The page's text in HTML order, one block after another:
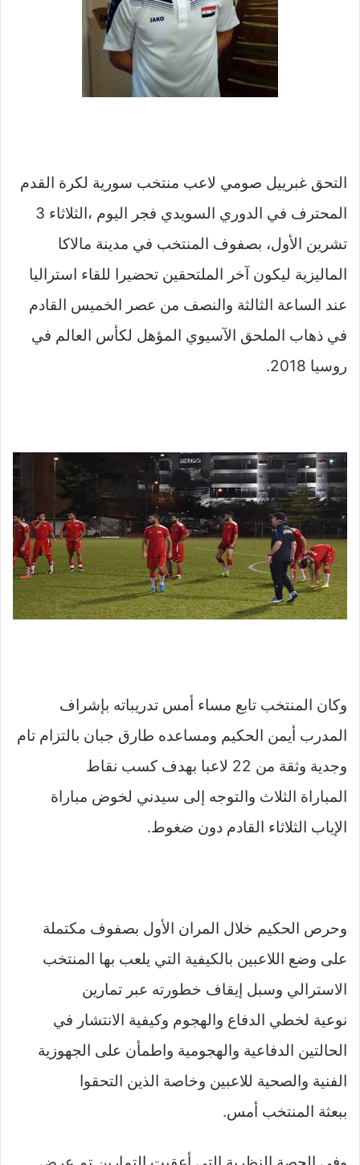
التحق غبرييل صومي لاعب منتخب سورية لكرة القدم
المحترف في الدوري السويدي فجر اليوم ،الثلاثاء 3
تشرين الأول، بصفوف المنتخب في مدينة مالاكا
الماليزية ليكون آخر الملتحقين تحضيرا للقاء استراليا
عند الساعة الثالثة والنصف من عصر الخميس القادم
في ذهاب الملحق الآسيوي المؤهل لكأس العالم في
روسيا 2018.
وكان المنتخب تابع مساء أمس تدريباته بإشراف
المدرب أيمن الحكيم ومساعده طارق جبان بالتزام تام
وجدية وثقة من 22 لاعبا بهدف كسب نقاط
المباراة الثلاث والتوجه إلى سيدني لخوض مباراة
الإياب الثلاثاء القادم دون ضغوط.
وحرص الحكيم خلال المران الأول بصفوف مكتملة
على وضع اللاعبين بالكيفية التي يلعب بها المنتخب
الاسترالي وسبل إيقاف خطورته عبر تمارين
نوعية لخطي الدفاع والهجوم وكيفية الانتشار في
الحالتين الدفاعية والهجومية واطمأن على الجهوزية
الفنية والصحية للاعبين وخاصة الذين التحقوا
ببعثة المنتخب أمس.